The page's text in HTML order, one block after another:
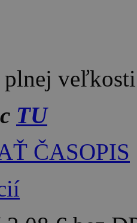
veľkosti
TU
ČASOPIS